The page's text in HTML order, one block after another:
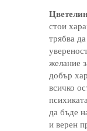
стои
трябва
желание
добър
всичко
да бъде
и верен